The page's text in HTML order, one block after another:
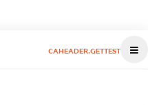
CAHEADER.GETTEST